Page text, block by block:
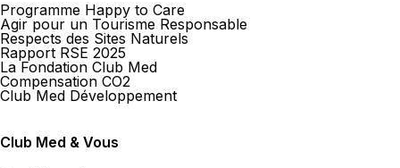
Programme Happy to Care
Agir pour un Tourisme Responsable
Respects des Sites Naturels
Rapport RSE 2025
La Fondation Club Med
Compensation CO2
Club Med Développement
Club Med & Vous